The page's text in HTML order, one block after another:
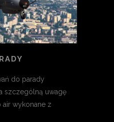
do parady
szczególną uwagę
air wykonane z